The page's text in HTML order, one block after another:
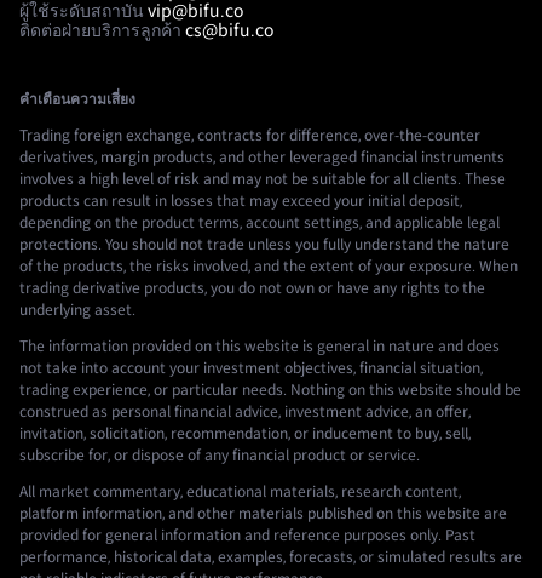
ผู้ใช้ระดับสถาบัน vip@bifu.co
ติดต่อฝ่ายบริการลูกค้า cs@bifu.co
คำเตือนความเสี่ยง
Trading foreign exchange, contracts for difference, over-the-counter
derivatives, margin products, and other leveraged financial instruments
involves a high level of risk and may not be suitable for all clients. These
products can result in losses that may exceed your initial deposit,
depending on the product terms, account settings, and applicable legal
protections. You should not trade unless you fully understand the nature
of the products, the risks involved, and the extent of your exposure. When
trading derivative products, you do not own or have any rights to the
underlying asset.
The information provided on this website is general in nature and does
not take into account your investment objectives, financial situation,
trading experience, or particular needs. Nothing on this website should be
construed as personal financial advice, investment advice, an offer,
invitation, solicitation, recommendation, or inducement to buy, sell,
subscribe for, or dispose of any financial product or service.
All market commentary, educational materials, research content,
platform information, and other materials published on this website are
provided for general information and reference purposes only. Past
performance, historical data, examples, forecasts, or simulated results are